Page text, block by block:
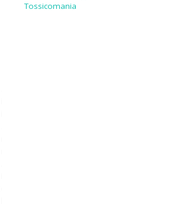
Tossicomania